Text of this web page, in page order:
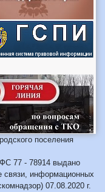
поселения
77 - 78914 выдано
связи, информационных
07.08.2020 г.